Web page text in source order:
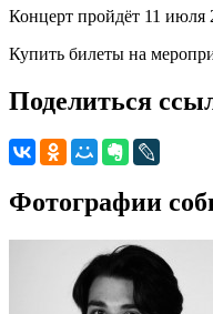
Концерт пройдёт 11
Купить билеты на
Поделиться
Фотографии